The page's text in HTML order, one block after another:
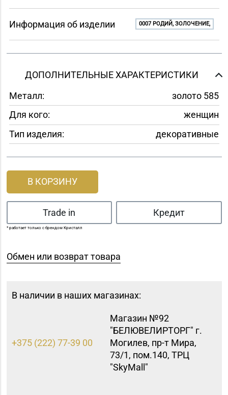
Информация об изделии 0007 РОДИЙ, ЗОЛОЧЕНИЕ,
ДОПОЛНИТЕЛЬНЫЕ ХАРАКТЕРИСТИКИ
Металл:
золото 585
Для кого:
женщин
Тип изделия:
декоративные
В КОРЗИНУ
Trade in Кредит
* работает только с брендом Кристалл
Обмен или возврат товара
В наличии в наших магазинах:
+375 (222) 77-39 00
Магазин №92
"БЕЛЮВЕЛИРТОРГ" г.
Могилев, пр-т Мира,
73/1, пом.140, ТРЦ
"SkyMall"